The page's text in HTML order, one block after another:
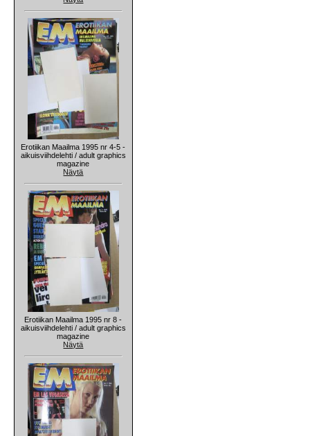
Erotiikan Maailma 1995 nr 4-5 -
aikuisviihdelehti / adult graphics
magazine
Näytä
Erotiikan Maailma 1995 nr 8 -
aikuisviihdelehti / adult graphics
magazine
Näytä